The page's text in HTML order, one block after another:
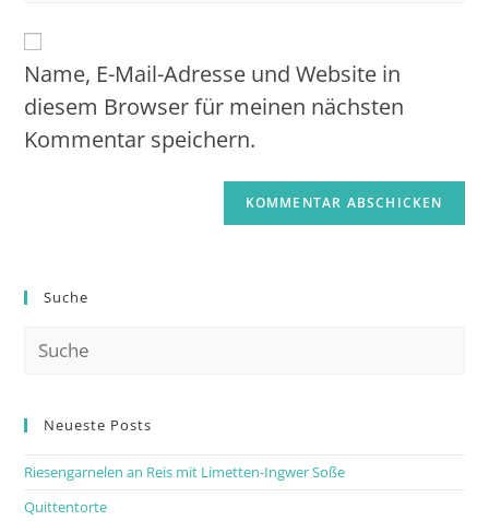
Name, E-Mail-Adresse und Website in
diesem Browser für meinen nächsten
Kommentar speichern.
Suche
Neueste Posts
Riesengarnelen an Reis mit Limetten-Ingwer Soße
Quittentorte